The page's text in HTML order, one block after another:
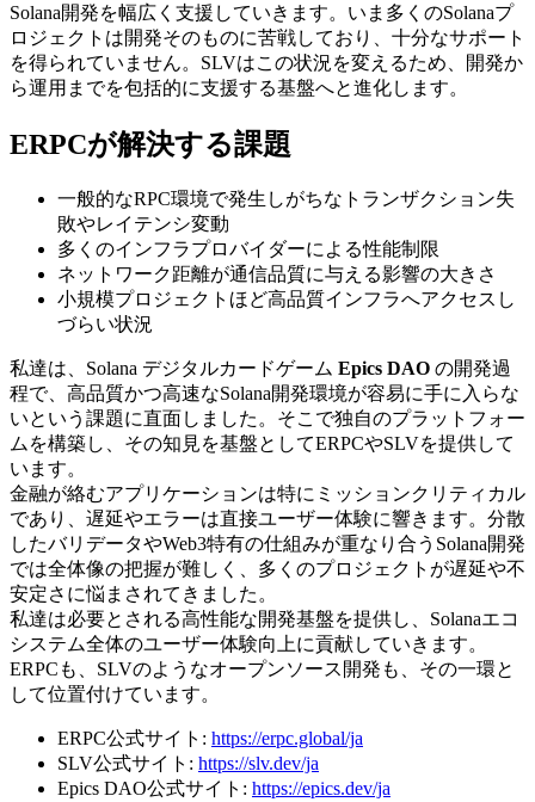
Solana開発を幅広く支援していきます。いま多くのSolanaプ
ロジェクトは開発そのものに苦戦しており、十分なサポート
を得られていません。SLVはこの状況を変えるため、開発か
ら運用までを包括的に支援する基盤へと進化します。
ERPCが解決する課題
一般的なRPC環境で発生しがちなトランザクション失
敗やレイテンシ変動
多くのインフラプロバイダーによる性能制限
ネットワーク距離が通信品質に与える影響の大きさ
小規模プロジェクトほど高品質インフラへアクセスし
づらい状況
私達は、Solana デジタルカードゲーム Epics DAO の開発過
程で、高品質かつ高速なSolana開発環境が容易に手に入らな
いという課題に直面しました。そこで独自のプラットフォー
ムを構築し、その知見を基盤としてERPCやSLVを提供して
います。
金融が絡むアプリケーションは特にミッションクリティカル
であり、遅延やエラーは直接ユーザー体験に響きます。分散
したバリデータやWeb3特有の仕組みが重なり合うSolana開発
では全体像の把握が難しく、多くのプロジェクトが遅延や不
安定さに悩まされてきました。
私達は必要とされる高性能な開発基盤を提供し、Solanaエコ
システム全体のユーザー体験向上に貢献していきます。
ERPCも、SLVのようなオープンソース開発も、その一環と
して位置付けています。
ERPC公式サイト: https://erpc.global/ja
SLV公式サイト: https://slv.dev/ja
Epics DAO公式サイト: https://epics.dev/ja